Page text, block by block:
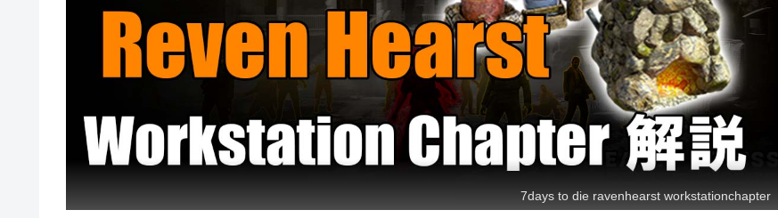
7days to die ravenhearst workstationchapter